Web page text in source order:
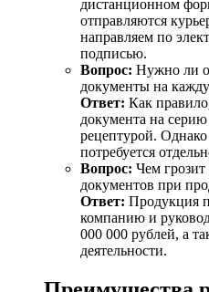
дистанционном
отправляются
направляем по
подписью.
Вопрос: Нужно ли
документы на
Ответ: Как
документа на
рецептурой.
потребуется
Вопрос: Чем грозит
документов при
Ответ: Продукция
компанию и
000 000 рублей, а
деятельности.